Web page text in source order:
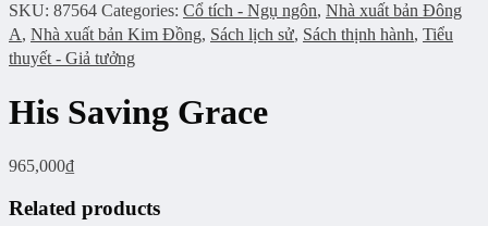
SKU: 87564 Categories: Cổ tích - Ngụ ngôn, Nhà xuất bản Đông
A, Nhà xuất bản Kim Đồng, Sách lịch sử, Sách thịnh hành, Tiểu
thuyết - Giả tưởng
His Saving Grace
965,000₫
Related products